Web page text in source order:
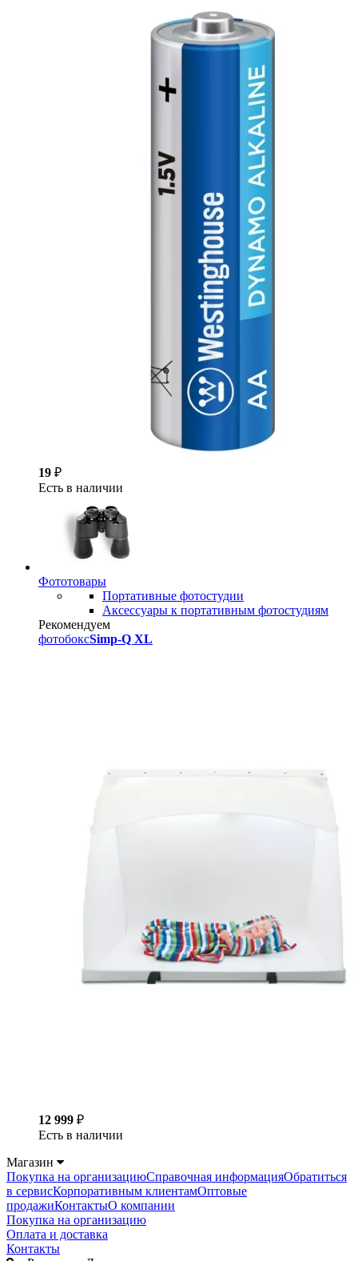
19 ₽
Есть в наличии
Фототовары
Портативные фотостудии
Аксессуары к портативным фотостудиям
Рекомендуем
фотобоксSimp-Q XL
12 999 ₽
Есть в наличии
Магазин
Покупка на организациюСправочная информацияОбратиться
в сервисКорпоративным клиентамОптовые
продажиКонтактыО компании
Покупка на организацию
Оплата и доставка
Контакты